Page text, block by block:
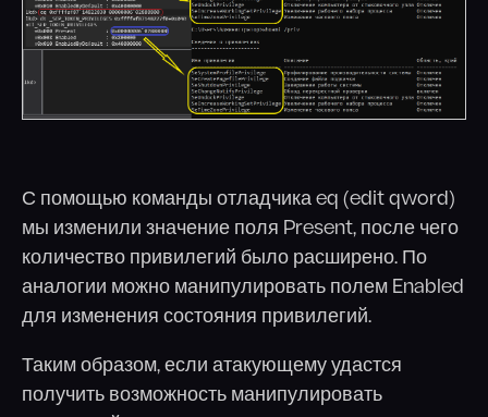
С помощью команды отладчика eq (edit qword)
мы изменили значение поля Present, после чего
количество привилегий было расширено. По
аналогии можно манипулировать полем Enabled
для изменения состояния привилегий.
Таким образом, если атакующему удастся
получить возможность манипулировать